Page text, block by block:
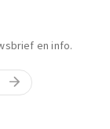
en info.